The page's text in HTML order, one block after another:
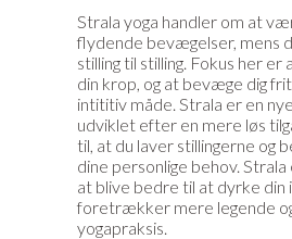
Strala yoga handler om at
flydende bevægelser, mens
stilling til stilling. Fokus her er
din krop, og at bevæge dig
intititiv måde. Strala er en
udviklet efter en mere løs
til, at du laver stillingerne og
dine personlige behov.
at blive bedre til at dyrke din
foretrækker mere legende
yogapraksis.